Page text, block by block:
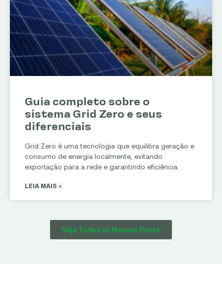
Guia completo sobre o
sistema Grid Zero e seus
diferenciais
Grid Zero é uma tecnologia que equilibra geração e
consumo de energia localmente, evitando
exportação para a rede e garantindo eficiência.
LEIA MAIS »
Veja Todos os Nossos Posts